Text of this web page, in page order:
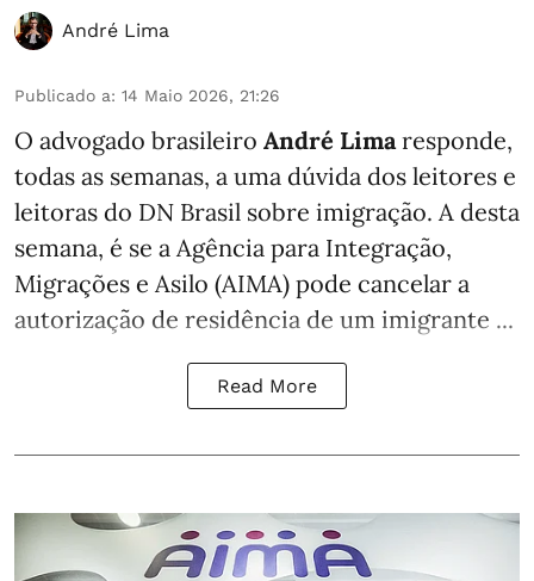
André Lima
Publicado a: 14 Maio 2026, 21:26
O advogado brasileiro André Lima responde,
todas as semanas, a uma dúvida dos leitores e
leitoras do DN Brasil sobre imigração. A desta
semana, é se a Agência para Integração,
Migrações e Asilo (AIMA) pode cancelar a
autorização de residência de um imigrante ...
Read More